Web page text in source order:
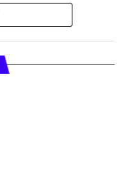
قسم الاخبار